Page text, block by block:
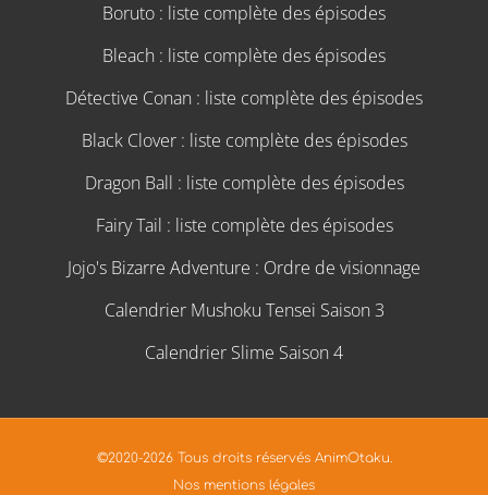
Boruto : liste complète des épisodes
Bleach : liste complète des épisodes
Détective Conan : liste complète des épisodes
Black Clover : liste complète des épisodes
Dragon Ball : liste complète des épisodes
Fairy Tail : liste complète des épisodes
Jojo's Bizarre Adventure : Ordre de visionnage
Calendrier Mushoku Tensei Saison 3
Calendrier Slime Saison 4
©2020-2026 Tous droits réservés AnimOtaku.
Nos mentions légales